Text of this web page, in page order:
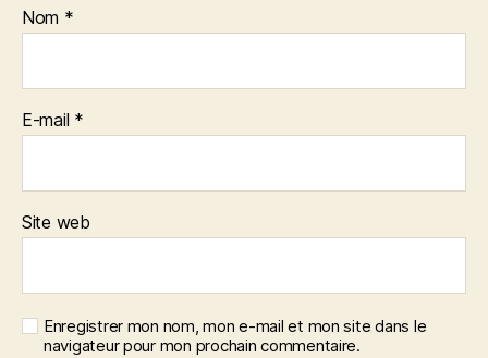
Nom *
E-mail *
Site web
Enregistrer mon nom, mon e-mail et mon site dans le
navigateur pour mon prochain commentaire.